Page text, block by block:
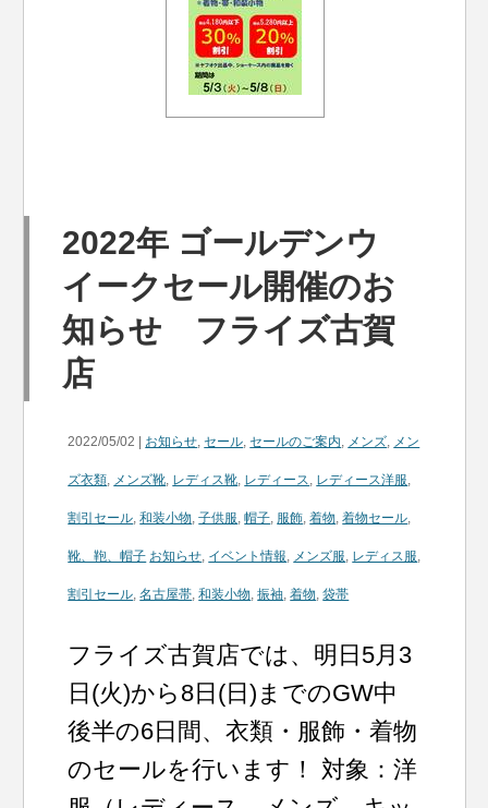
2022年 ゴールデンウ
イークセール開催のお
知らせ フライズ古賀
店
2022/05/02 | お知らせ,セール,セールのご案内, メンズ, メン
ズ衣類, メンズ靴, レディス靴, レディース, レディース洋服,
割引セール,和装小物,子供服,帽子, 服飾,着物,着物セール,
靴、鞄、帽子 お知らせ, イベント情報, メンズ服, レディス服,
割引セール,名古屋帯,和装小物,振袖,着物,袋帯
フライズ古賀店では、明日5月3
日(火)から8日(日)までのGW中
後半の6日間、衣類・服飾・着物
のセールを行います！ 対象：洋